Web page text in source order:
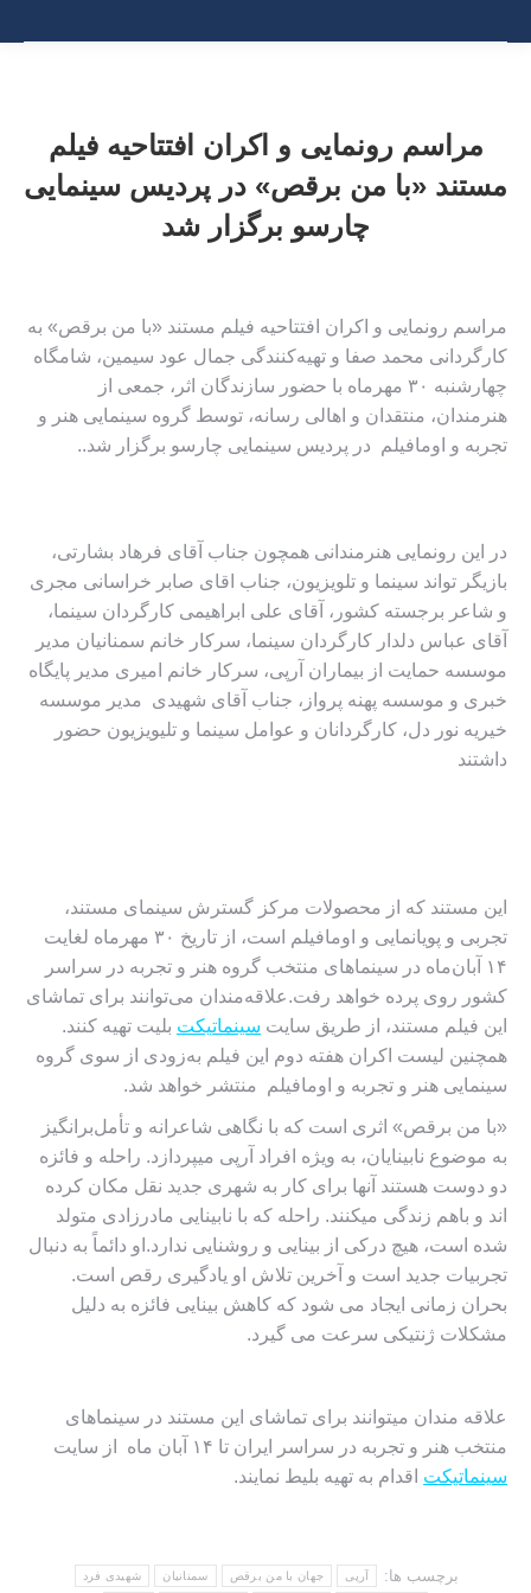
مراسم رونمایی و اکران افتتاحیه فیلم
مستند «با من برقص» در پردیس سینمایی
چارسو برگزار شد
مراسم رونمایی و اکران افتتاحیه فیلم مستند «با من برقص» به
کارگردانی محمد صفا و تهیه‌کنندگی جمال عود سیمین، شامگاه
چهارشنبه ۳۰ مهرماه با حضور سازندگان اثر، جمعی از
هنرمندان، منتقدان و اهالی رسانه، توسط گروه سینمایی هنر و
تجربه و اومافیلم در پردیس سینمایی چارسو برگزار شد..
در این رونمایی هنرمندانی همچون جناب آقای فرهاد بشارتی،
بازیگر تواند سینما و تلویزیون، جناب اقای صابر خراسانی مجری
و شاعر برجسته کشور، آقای علی ابراهیمی کارگردان سینما،
آقای عباس دلدار کارگردان سینما، سرکار خانم سمنانیان مدیر
موسسه حمایت از بیماران آرپی، سرکار خانم امیری مدیر پایگاه
خبری و موسسه پهنه پرواز، جناب آقای شهیدی مدیر موسسه
خیریه نور دل، کارگردانان و عوامل سینما و تلیویزیون حضور
داشتند
این مستند که از محصولات مرکز گسترش سینمای مستند،
تجربی و پویانمایی و اومافیلم است، از تاریخ ۳۰ مهرماه لغایت
۱۴ آبان‌ماه در سینماهای منتخب گروه هنر و تجربه در سراسر
کشور روی پرده خواهد رفت.علاقه‌مندان می‌توانند برای تماشای
این فیلم مستند، از طریق سایت سینماتیکت بلیت تهیه کنند.
همچنین لیست اکران هفته دوم این فیلم به‌زودی از سوی گروه
سینمایی هنر و تجربه و اومافیلم منتشر خواهد شد.
«با من برقص» اثری است که با نگاهی شاعرانه و تأمل‌برانگیز
به موضوع نابینایان، به ویژه افراد آرپی میپردازد. راحله و فائزه
دو دوست هستند آنها برای کار به شهری جدید نقل مکان کرده
اند و باهم زندگی میکنند. راحله که با نابینایی مادرزادی متولد
شده است، هیچ درکی از بینایی و روشنایی ندارد. او دائماً به دنبال
تجربیات جدید است و آخرین تلاش او یادگیری رقص است.
بحران زمانی ایجاد می شود که کاهش بینایی فائزه به دلیل
مشکلات ژنتیکی سرعت می گیرد.
علاقه مندان میتوانند برای تماشای این مستند در سینماهای
منتخب هنر و تجربه در سراسر ایران تا ۱۴ آبان ماه از سایت
سینماتیکت اقدام به تهیه بلیط نمایند.
برچسب ها: آرپی جهان با من برقص سمنانیان شهیدی فرد